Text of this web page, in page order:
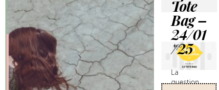
Tote
Bag –
24/01
/25
La
question